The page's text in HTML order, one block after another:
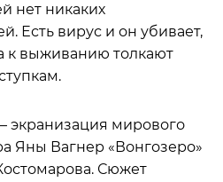
нет никаких
Есть вирус и он убивает,
к выживанию толкают
экранизация мирового
Яны Вагнер «Вонгозеро»
Сюжет